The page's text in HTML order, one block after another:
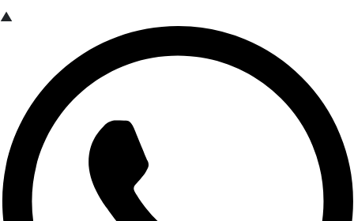
▲